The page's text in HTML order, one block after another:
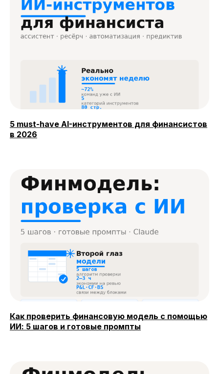
5 must-have AI-инструментов для финансистов
в 2026
Как проверить финансовую модель с помощью
ИИ: 5 шагов и готовые промпты